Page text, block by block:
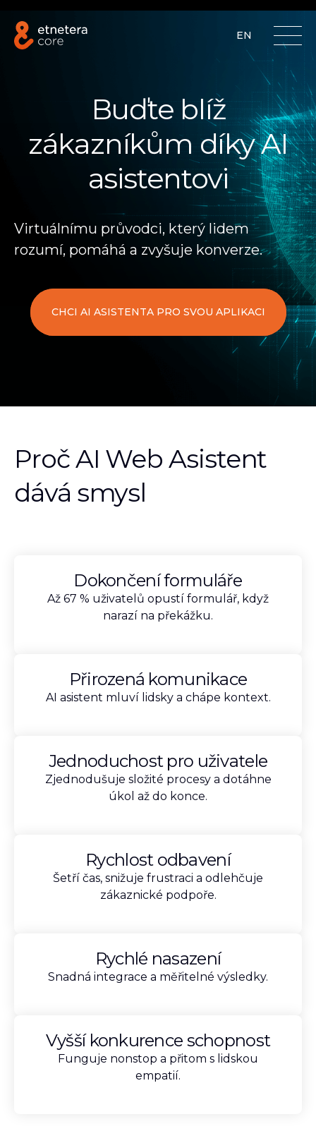
EN
Buďte blíž
zákazníkům díky AI
asistentovi
Virtuálnímu průvodci, který lidem
rozumí, pomáhá a zvyšuje konverze.
CHCI AI ASISTENTA PRO SVOU APLIKACI
Proč AI Web Asistent
dává smysl
Dokončení formuláře
Až 67 % uživatelů opustí formulář, když
narazí na překážku.
Přirozená komunikace
AI asistent mluví lidsky a chápe kontext.
Jednoduchost pro uživatele
Zjednodušuje složité procesy a dotáhne
úkol až do konce.
Rychlost odbavení
Šetří čas, snižuje frustraci a odlehčuje
zákaznické podpoře.
Rychlé nasazení
Snadná integrace a měřitelné výsledky.
Vyšší konkurence schopnost
Funguje nonstop a přitom s lidskou
empatií.